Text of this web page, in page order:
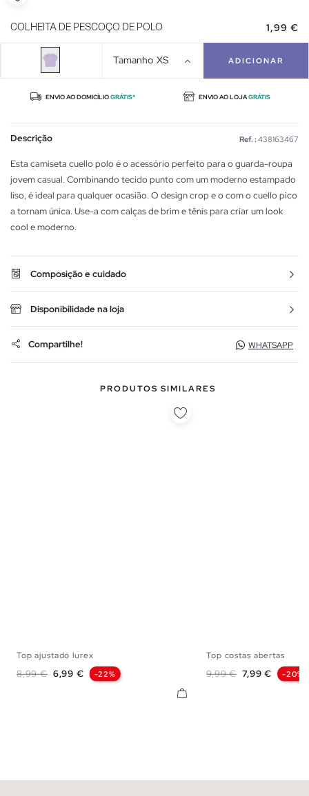
COLHEITA DE PESCOÇO DE POLO 1,99 €
Tamanho XS ADICIONAR
ENVIO AO DOMICÍLIOGRÁTIS* ENVIO AO LOJAGRÁTIS
Descrição Ref. : 438163467
Esta camiseta cuello polo é o acessório perfeito para o guarda-roupa
jovem casual. Combinando tecido punto com um moderno estampado
liso, é ideal para qualquer ocasião. O design crop e o com o cuello pico
a tornam única. Use-a com calças de brim e tênis para criar um look
cool e moderno.
Composição e cuidado
Disponibilidade na loja
Compartilhe! WHATSAPP
PRODUTOS SIMILARES
Top ajustado lurex
Preço normal
8,99 € Preço
6,99 € -22%
Top costas abertas
Preço normal
9,99 € Preço
7,99 € -20%